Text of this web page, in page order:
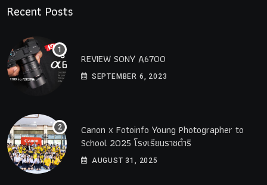
Recent Posts
REVIEW SONY A6700
SEPTEMBER 6, 2023
Canon x Fotoinfo​ Young​ Photographer to
School 2025 โรงเรียนราชดำริ
AUGUST 31, 2025